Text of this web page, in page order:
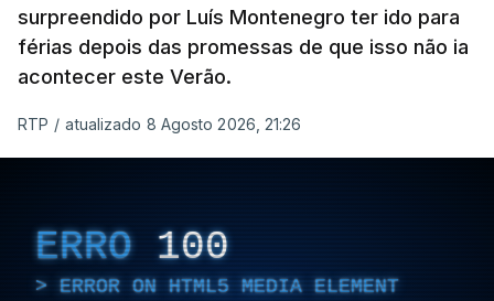
surpreendido por Luís Montenegro ter ido para
férias depois das promessas de que isso não ia
acontecer este Verão.
RTP / atualizado 8 Agosto 2026, 21:26
ERRO 100
ERROR ON HTML5 MEDIA ELEMENT